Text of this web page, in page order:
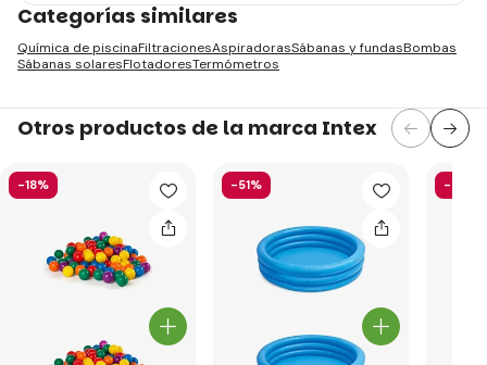
Categorías similares
Química de piscinaFiltracionesAspiradorasSábanas y fundasBombas
Sábanas solaresFlotadoresTermómetros
Otros productos de la marca Intex
-18% -51% -40%